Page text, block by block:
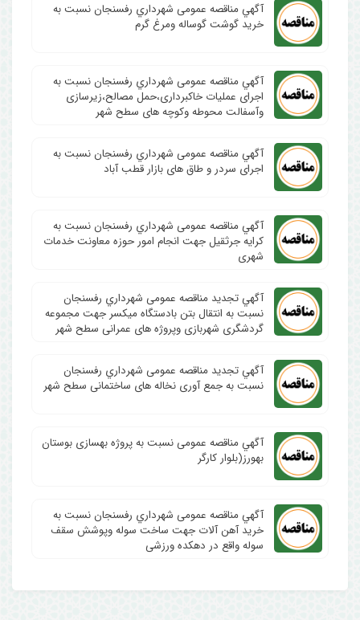
آگهي مناقصه عمومی شهرداري رفسنجان نسبت به
خرید گوشت گوساله ومرغ گرم
آگهي مناقصه عمومی شهرداري رفسنجان نسبت به
اجرای عملیات خاکبرداری،حمل مصالح،زیرسازی
وآسفالت محوطه وکوچه های سطح شهر
آگهي مناقصه عمومی شهرداري رفسنجان نسبت به
اجرای سردر و طاق های بازار قطب آباد
آگهي مناقصه عمومی شهرداري رفسنجان نسبت به
کرایه جرثقیل جهت انجام امور حوزه معاونت خدمات
شهری
آگهي تجدید مناقصه عمومی شهرداري رفسنجان
نسبت به انتقال بتن بادستگاه میکسر جهت مجموعه
گردشگری شهربازی وپروژه های عمرانی سطح شهر
آگهي تجدید مناقصه عمومی شهرداري رفسنجان
نسبت به جمع آوری نخاله های ساختمانی سطح شهر
آگهي مناقصه عمومی نسبت به پروژه بهسازی بوستان
بهورز(بلوار کارگر
آگهي مناقصه عمومی شهرداري رفسنجان نسبت به
خرید آهن آلات جهت ساخت سوله وپوشش سقف
سوله واقع در دهکده ورزشی